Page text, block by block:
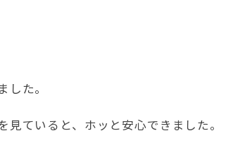
た。
ていると、ホッと安心できました。